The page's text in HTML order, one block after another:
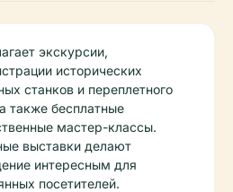
экскурсии,
исторических
станков и переплетного
также бесплатные
мастер-классы.
выставки делают
интересным для
посетителей.